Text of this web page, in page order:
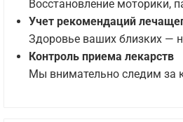
Восстановление моторики,
Учет рекомендаций
Здоровье ваших близких —
Контроль приема лекарств
Мы внимательно следим